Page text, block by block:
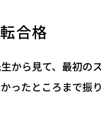
合格
から見て、最初の
ったところまで振